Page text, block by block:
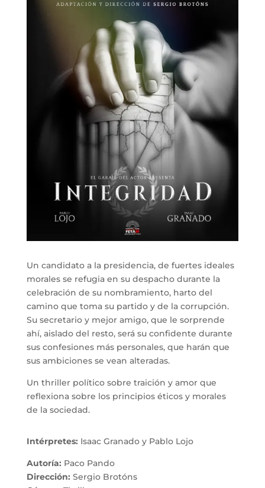
Un candidato a la presidencia, de fuertes ideales
morales se refugia en su despacho durante la
celebración de su nombramiento, harto del
camino que toma su partido y de la corrupción.
Su secretario y mejor amigo, que le sorprende
ahí, aislado del resto, será su confidente durante
sus confesiones más personales, que harán que
sus ambiciones se vean alteradas.
Un thriller político sobre traición y amor que
reflexiona sobre los principios éticos y morales
de la sociedad.
Intérpretes: Isaac Granado y Pablo Lojo
Autoría: Paco Pando
Dirección: Sergio Brotóns